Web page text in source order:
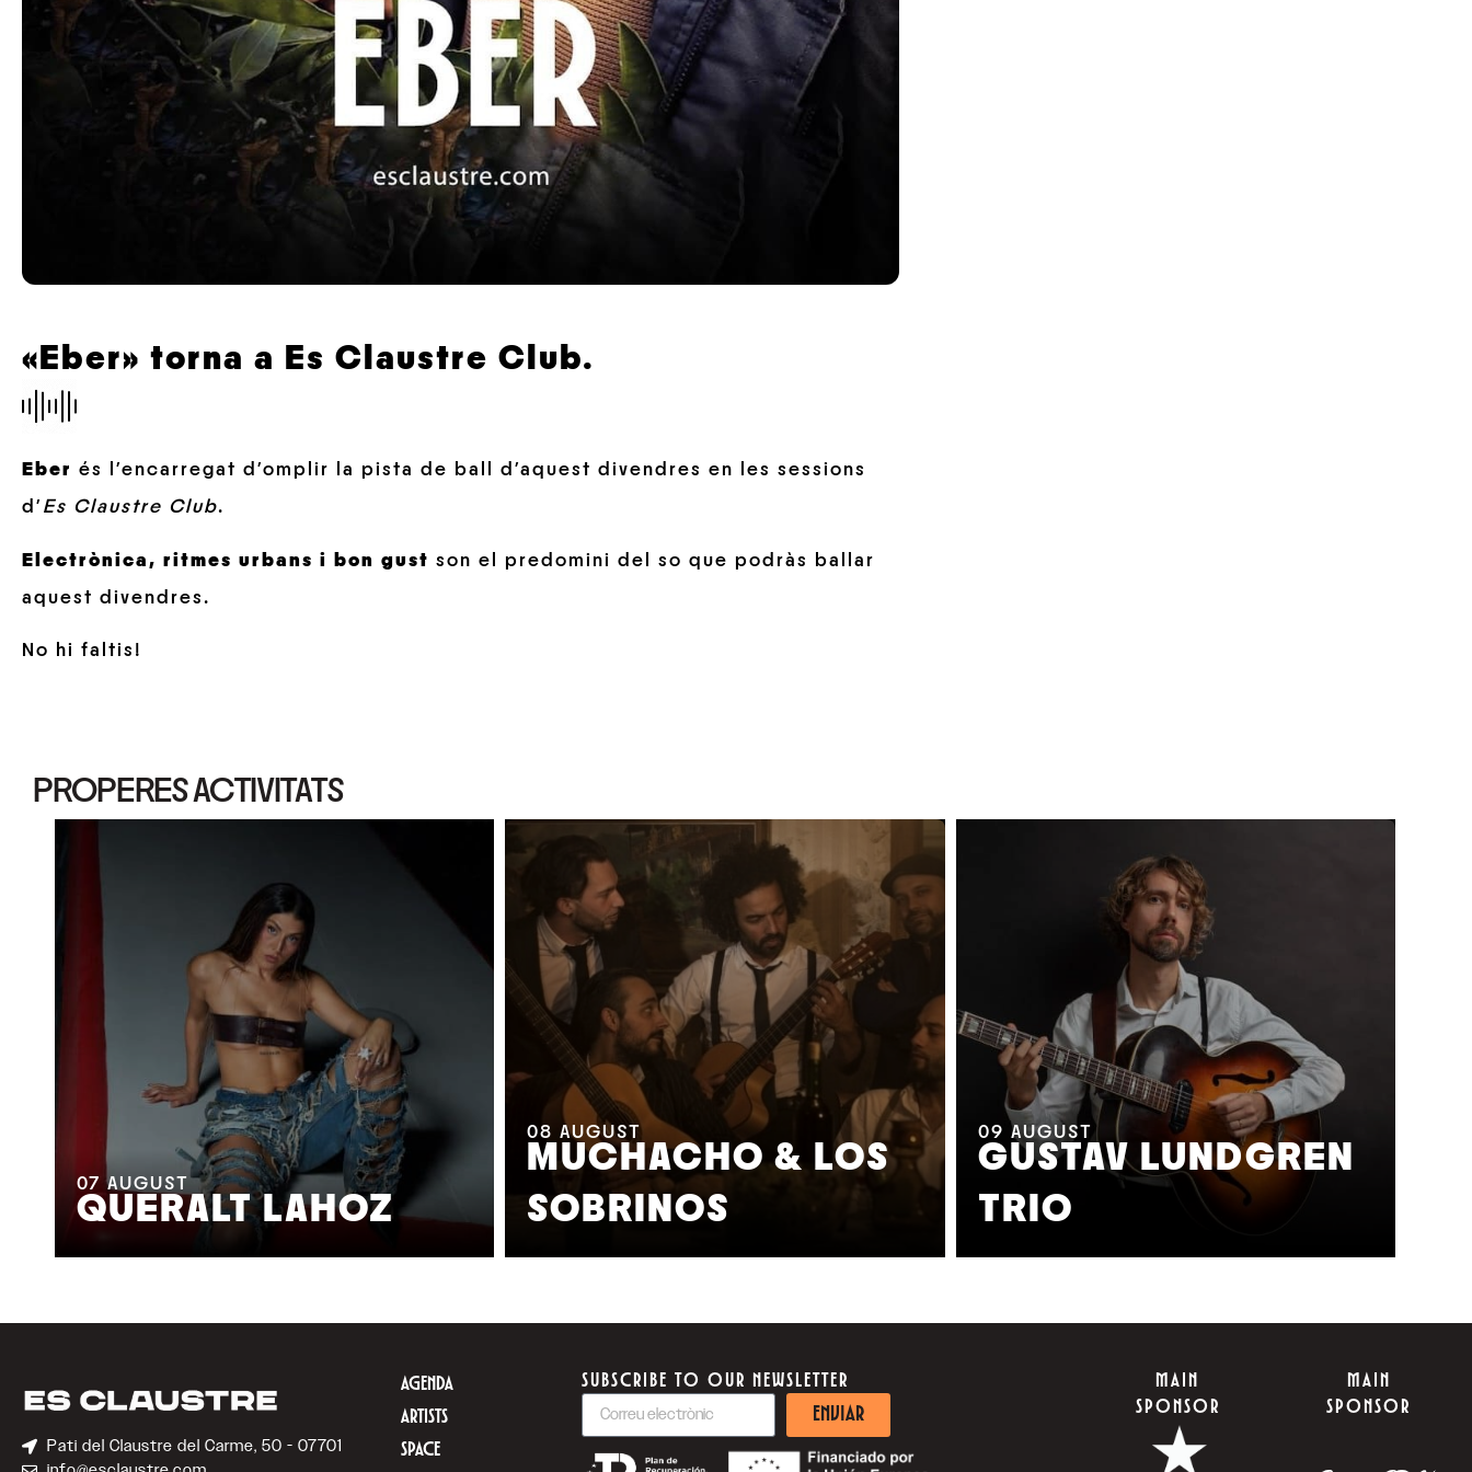
«Eber» torna a Es Claustre Club.
Eber és l’encarregat d’omplir la pista de ball d’aquest divendres en les sessions
d’ Es Claustre Club.
Electrònica, ritmes urbans i bon gust son el predomini del so que podràs ballar
aquest divendres.
No hi faltis!
PROPERES ACTIVITATS
07 AUGUST
QUERALT LAHOZ
08 AUGUST
MUCHACHO & LOS
SOBRINOS
09 AUGUST
GUSTAV LUNDGREN
TRIO
Pati del Claustre del Carme, 50 - 07701
AGENDA
ARTISTS
SPACE
SUBSCRIBE TO OUR NEWSLETTER
ENVIAR
MAIN
SPONSOR
MAIN
SPONSOR